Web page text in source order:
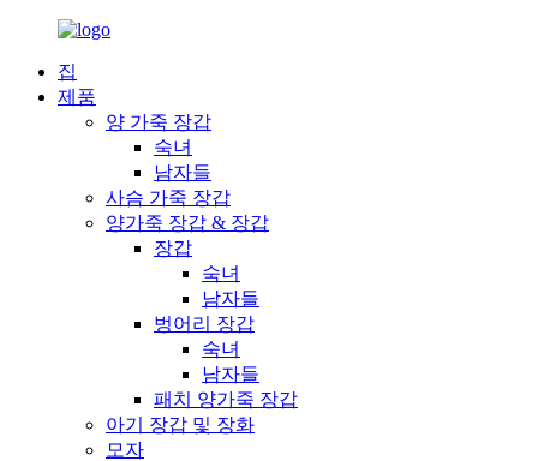
집
제품
양 가죽 장갑
숙녀
남자들
사슴 가죽 장갑
양가죽 장갑 & 장갑
장갑
숙녀
남자들
벙어리 장갑
숙녀
남자들
패치 양가죽 장갑
아기 장갑 및 장화
모자